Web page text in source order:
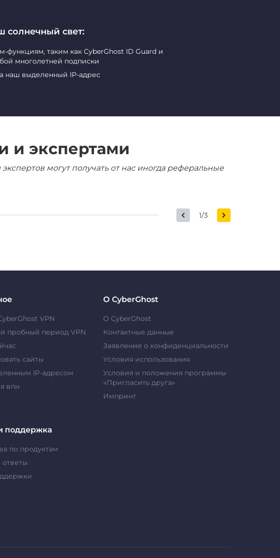
солнечный свет:
таким как CyberGhost ID Guard и
многолетней подписки
наш выделенный IP-адрес
и экспертами
могут получать от нас иногда реферальные
1/3
VPN
пробный период VPN
сайты
IP-адресом
впн
О CyberGhost
О CyberGhost
Контактные данные
Заявление о конфиденциальности
Условия использования
Условия и положения программы
«Пригласить друга»
Импринт
поддержка
по продуктам